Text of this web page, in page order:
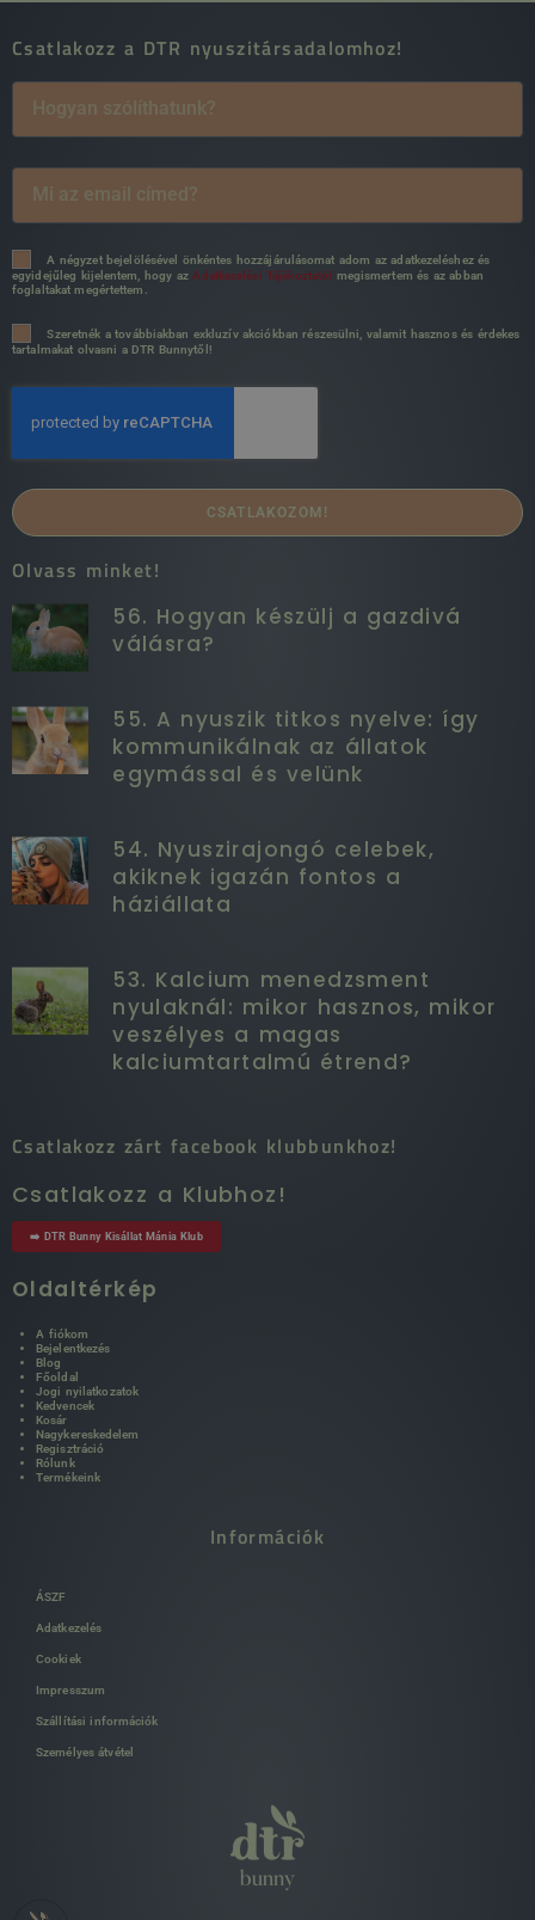
Csatlakozz a DTR nyuszitársadalomhoz!
A négyzet bejelölésével önkéntes hozzájárulásomat adom az adatkezeléshez és
egyidejűleg kijelentem, hogy az Adatkezelési Tájékoztatót megismertem és az abban
foglaltakat megértettem.
Szeretnék a továbbiakban exkluzív akciókban részesülni, valamit hasznos és érdekes
tartalmakat olvasni a DTR Bunnytől!
CSATLAKOZOM!
Olvass minket!
56. Hogyan készülj a gazdivá
válásra?
55. A nyuszik titkos nyelve: így
kommunikálnak az állatok
egymással és velünk
54. Nyuszirajongó celebek,
akiknek igazán fontos a
háziállata
53. Kalcium menedzsment
nyulaknál: mikor hasznos, mikor
veszélyes a magas
kalciumtartalmú étrend?
Csatlakozz zárt facebook klubbunkhoz!
Csatlakozz a Klubhoz!
➡️ DTR Bunny Kisállat Mánia Klub
Oldaltérkép
A fiókom
Bejelentkezés
Blog
Főoldal
Jogi nyilatkozatok
Kedvencek
Kosár
Nagykereskedelem
Regisztráció
Rólunk
Termékeink
Információk
ÁSZF
Adatkezelés
Cookiek
Impresszum
Szállítási információk
Személyes átvétel